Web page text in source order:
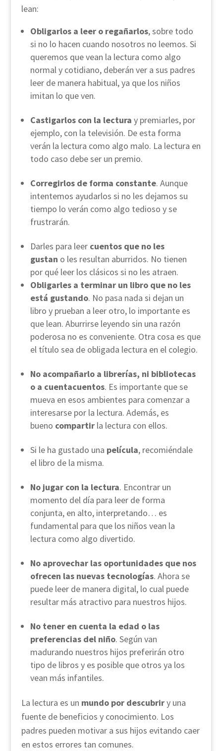
lean:
Obligarlos a leer o regañarlos, sobre todo
si no lo hacen cuando nosotros no leemos. Si
queremos que vean la lectura como algo
normal y cotidiano, deberán ver a sus padres
leer de manera habitual, ya que los niños
imitan lo que ven.
Castigarlos con la lectura y premiarles, por
ejemplo, con la televisión. De esta forma
verán la lectura como algo malo. La lectura en
todo caso debe ser un premio.
Corregirlos de forma constante. Aunque
intentemos ayudarlos si no les dejamos su
tiempo lo verán como algo tedioso y se
frustrarán.
Darles para leercuentos que no les
gustan o les resultan aburridos. No tienen
por qué leer los clásicos si no les atraen.
Obligarles a terminar un libro que no les
está gustando. No pasa nada si dejan un
libro y prueban a leer otro, lo importante es
que lean. Aburrirse leyendo sin una razón
poderosa no es conveniente. Otra cosa es que
el título sea de obligada lectura en el colegio.
No acompañarlo a librerías, ni bibliotecas
o a cuentacuentos. Es importante que se
mueva en esos ambientes para comenzar a
interesarse por la lectura. Además, es
bueno compartirla lectura con ellos.
Si le ha gustado una película, recomiéndale
el libro de la misma.
No jugar con la lectura. Encontrar un
momento del día para leer de forma
conjunta, en alto, interpretando… es
fundamental para que los niños vean la
lectura como algo divertido.
No aprovechar las oportunidades que nos
ofrecen las nuevas tecnologías. Ahora se
puede leer de manera digital, lo cual puede
resultar más atractivo para nuestros hijos.
No tener en cuenta la edad o las
preferencias del niño. Según van
madurando nuestros hijos preferirán otro
tipo de libros y es posible que otros ya los
vean más infantiles.
La lectura es un mundo por descubriry una
fuente de beneficios y conocimiento. Los
padres pueden motivar a sus hijos evitando caer
en estos errores tan comunes.